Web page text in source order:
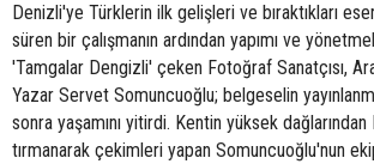
Denizli'ye Türklerin ilk gelişleri ve bıraktıkları
süren bir çalışmanın ardından yapımı ve
'Tamgalar Dengizli' çeken Fotoğraf Sanatçısı,
Yazar Servet Somuncuoğlu; belgeselin
sonra yaşamını yitirdi. Kentin yüksek
tırmanarak çekimleri yapan Somuncuoğlu'nun